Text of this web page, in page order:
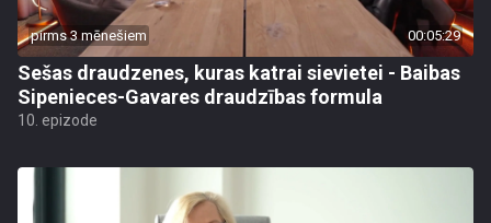
pirms 3 mēnešiem 00:05:29
Sešas draudzenes, kuras katrai sievietei - Baibas
Sipenieces-Gavares draudzības formula
10. epizode